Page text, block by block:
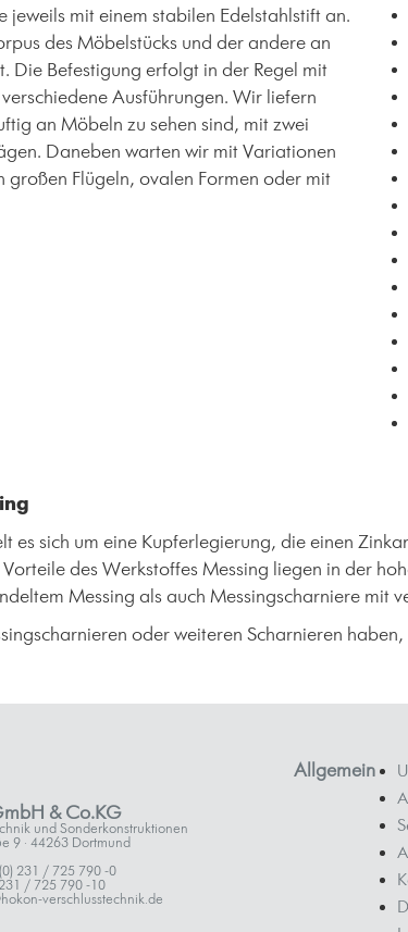
jeweils mit einem stabilen Edelstahlstift an.
des Möbelstücks und der andere an
Die Befestigung erfolgt in der Regel mit
Ausführungen. Wir liefern
an Möbeln zu sehen sind, mit zwei
Daneben warten wir mit Variationen
großen Flügeln, ovalen Formen oder mit
es sich um eine Kupferlegierung, die einen
des Werkstoffes Messing liegen in der
Messing als auch Messingscharniere mit
oder weiteren Scharnieren
& Co.KG
und Sonderkonstruktionen
9 · 44263 Dortmund
231 / 725 790 -0
/ 725 790 -10
verschlusstechnik.de
Allgemein